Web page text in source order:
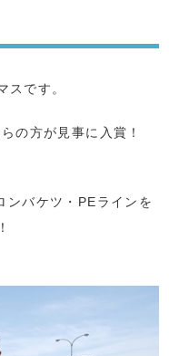
スです。
の方が見事に入賞！
ンバケツ・PEラインを